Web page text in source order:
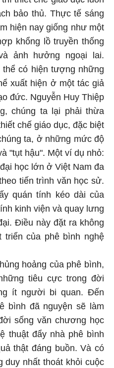
bảo thủ. Thực tế sáng
hiện nay giống như một
khổng lồ truyền thống
ảnh hưởng ngoại lai.
có hiện tượng những
xuất hiện ở một tác giả
đức. Nguyễn Huy Thiệp
chúng ta lại phải thừa
chế giáo dục, đặc biệt
ta, ở những mức độ
"tụt hậu". Một ví dụ nhỏ:
học lớn ở Việt Nam đa
tiến trình văn học sử.
quán tính kéo dài của
kinh viện và quay lưng
Điều này đặt ra không
của phê bình nghệ
hoảng của phê bình,
tiêu cực trong đời
ít người bi quan. Đến
bình đã nguyện sẽ làm
sống văn chương học
thuật đẩy nhà phê bình
thật đáng buồn. Và có
duy nhất thoát khỏi cuộc